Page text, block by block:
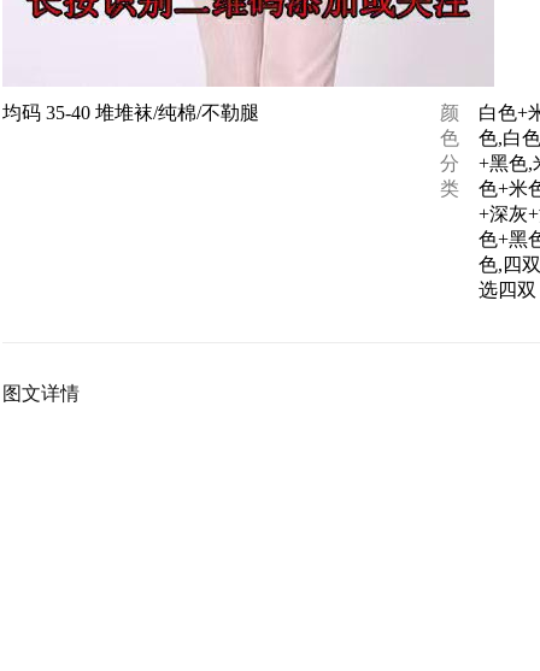
均码 35-40 堆堆袜/纯棉/不勒腿
颜
色
分
类
白色+
色,白
+黑色,
色+米
+深灰
色+黑
色,四
选四
图文详情